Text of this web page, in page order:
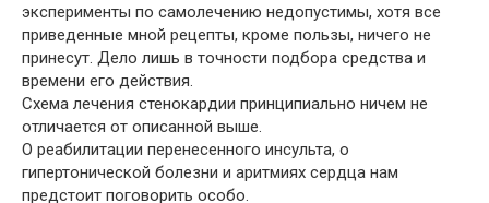
эксперименты по самолечению недопустимы, хотя все
приведенные мной рецепты, кроме пользы, ничего не
принесут. Дело лишь в точности подбора средства и
времени его действия.
Схема лечения стенокардии принципиально ничем не
отличается от описанной выше.
О реабилитации перенесенного инсульта, о
гипертонической болезни и аритмиях сердца нам
предстоит поговорить особо.